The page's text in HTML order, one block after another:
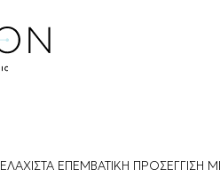
ΕΛΆΧΙΣΤΑ ΕΠΕΜΒΑΤΙΚΉ ΠΡΟΣΈΓΓΙΣΗ